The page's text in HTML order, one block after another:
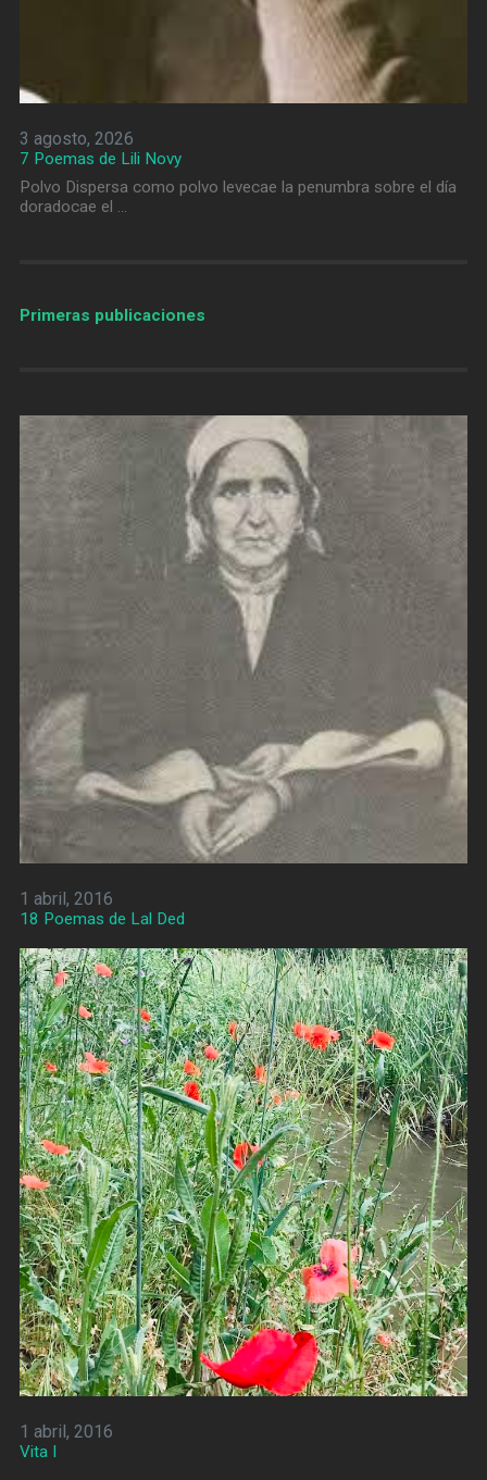
3 agosto, 2026
7 Poemas de Lili Novy
Polvo Dispersa como polvo levecae la penumbra sobre el día
doradocae el …
Primeras publicaciones
1 abril, 2016
18 Poemas de Lal Ded
1 abril, 2016
Vita I